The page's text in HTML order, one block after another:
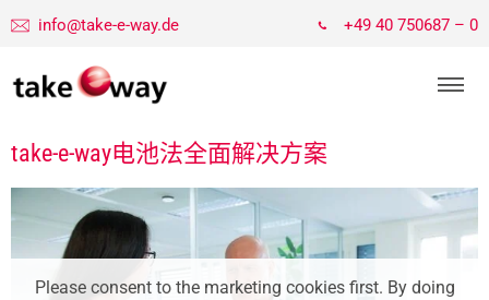
info@take-e-way.de +49 40 750687 – 0
take-e-way电池法全面解决方案
Please consent to the marketing cookies first. By doing